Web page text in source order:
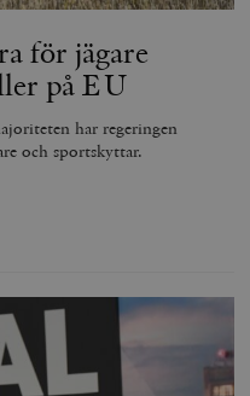
för jägare
på EU
har regeringen
och sportskyttar.